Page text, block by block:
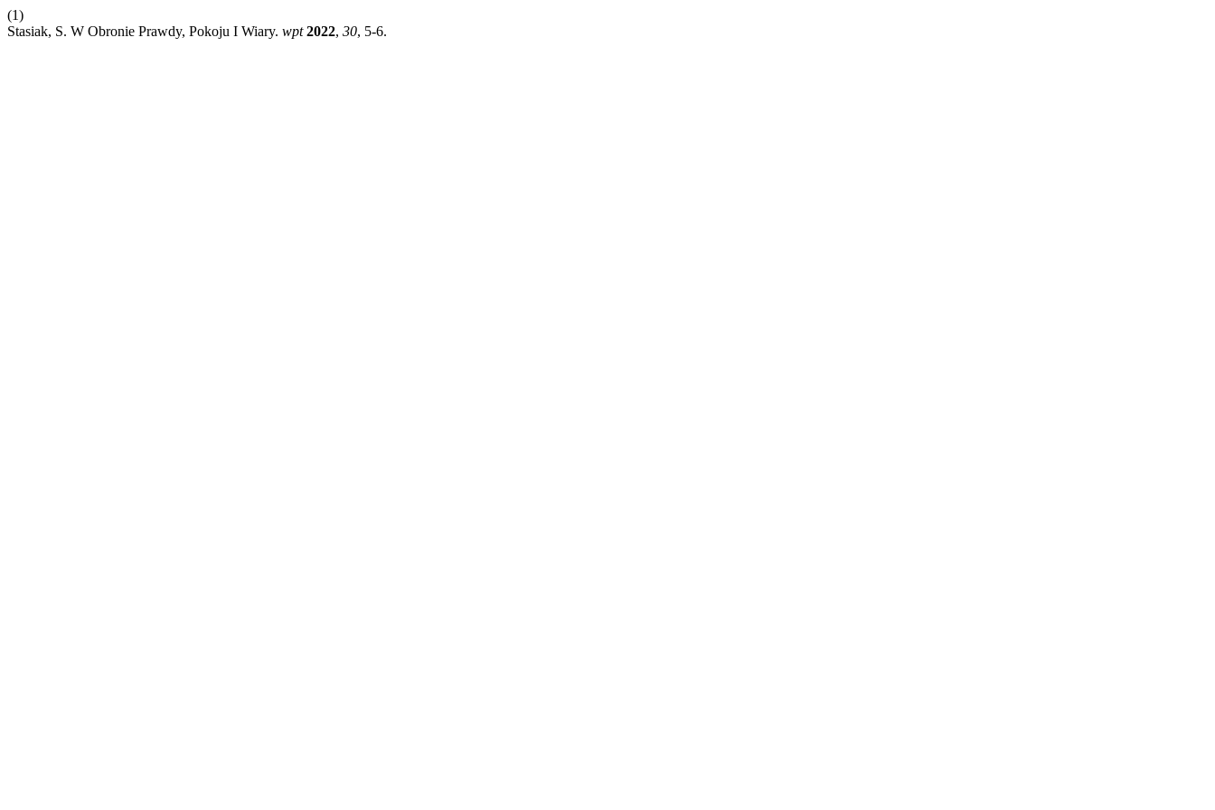
(1)
Stasiak, S. W Obronie Prawdy, Pokoju I Wiary. wpt 2022, 30, 5-6.